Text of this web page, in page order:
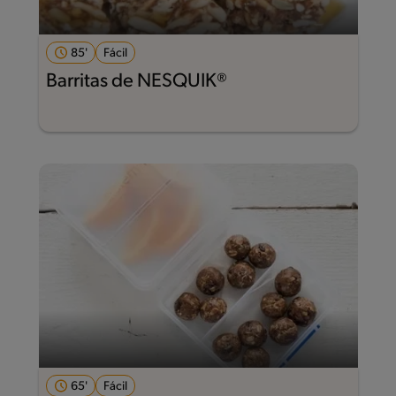
85' Fácil
Barritas de NESQUIK®
65' Fácil